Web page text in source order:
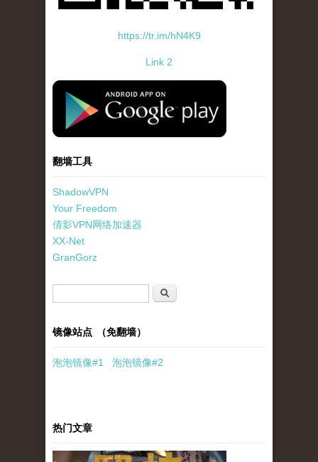
https://tr.im/hN4K9
Link 2
standard-icon-googleplay-app-store.png
翻墙工具
ShadowVPN
Your Freedom
倩影VPN网络加速器
XX-Net
GranGorz
搜索
镜像站点 （免翻墙）
泡泡镜像#1 泡泡镜像#2
热门文章